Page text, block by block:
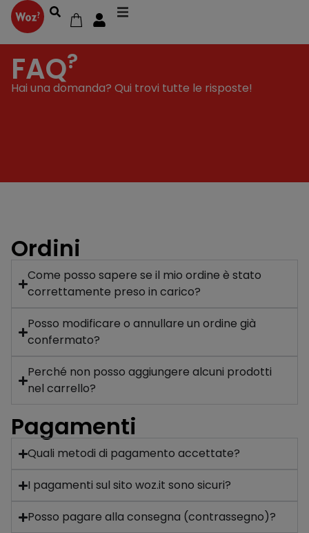
FAQ?
Hai una domanda? Qui trovi tutte le risposte!
Ordini
Come posso sapere se il mio ordine è stato
correttamente preso in carico?
Posso modificare o annullare un ordine già
confermato?
Perché non posso aggiungere alcuni prodotti
nel carrello?
Pagamenti
Quali metodi di pagamento accettate?
I pagamenti sul sito woz.it sono sicuri?
Posso pagare alla consegna (contrassegno)?